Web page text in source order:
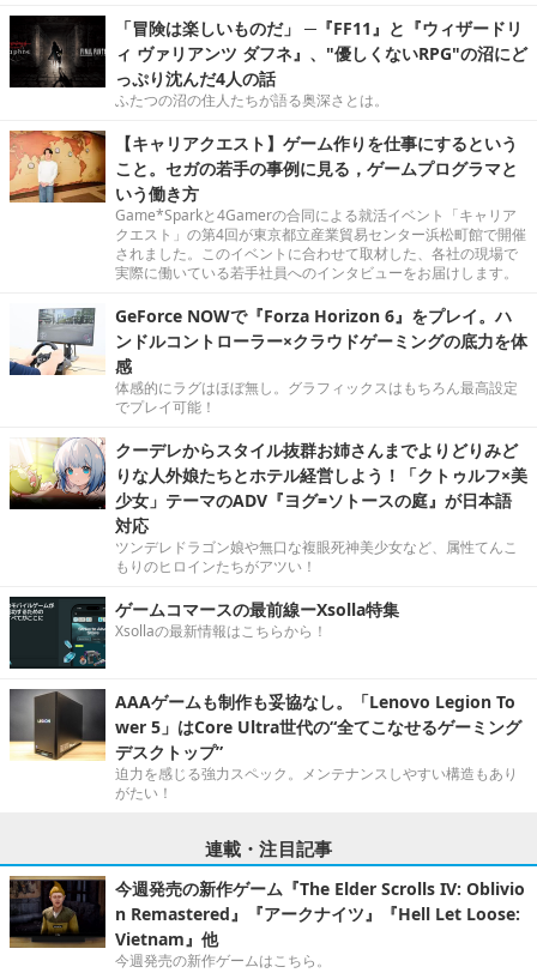
「冒険は楽しいものだ」 ─『FF11』と『ウィザードリ
ィ ヴァリアンツ ダフネ』、"優しくないRPG"の沼にど
っぷり沈んだ4人の話
ふたつの沼の住人たちが語る奥深さとは。
【キャリアクエスト】ゲーム作りを仕事にするという
こと。セガの若手の事例に見る，ゲームプログラマと
いう働き方
Game*Sparkと4Gamerの合同による就活イベント「キャリア
クエスト」の第4回が東京都立産業貿易センター浜松町館で開催
されました。このイベントに合わせて取材した、各社の現場で
実際に働いている若手社員へのインタビューをお届けします。
GeForce NOWで『Forza Horizon 6』をプレイ。ハ
ンドルコントローラー×クラウドゲーミングの底力を体
感
体感的にラグはほぼ無し。グラフィックスはもちろん最高設定
でプレイ可能！
クーデレからスタイル抜群お姉さんまでよりどりみど
りな人外娘たちとホテル経営しよう！「クトゥルフ×美
少女」テーマのADV『ヨグ=ソトースの庭』が日本語
対応
ツンデレドラゴン娘や無口な複眼死神美少女など、属性てんこ
もりのヒロインたちがアツい！
ゲームコマースの最前線ーXsolla特集
Xsollaの最新情報はこちらから！
AAAゲームも制作も妥協なし。「Lenovo Legion To
wer 5」はCore Ultra世代の“全てこなせるゲーミング
デスクトップ”
迫力を感じる強力スペック。メンテナンスしやすい構造もあり
がたい！
連載・注目記事
今週発売の新作ゲーム『The Elder Scrolls IV: Oblivio
n Remastered』『アークナイツ』『Hell Let Loose:
Vietnam』他
今週発売の新作ゲームはこちら。